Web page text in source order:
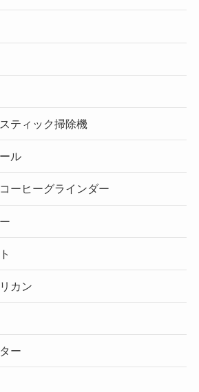
ティック掃除機
ル
ーヒーグラインダー
カン
ー